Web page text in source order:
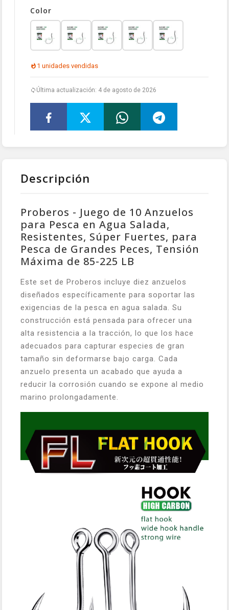
Color
1 unidades vendidas
Última actualización: 4 de agosto de 2026
Descripción
Proberos - Juego de 10 Anzuelos
para Pesca en Agua Salada,
Resistentes, Súper Fuertes, para
Pesca de Grandes Peces, Tensión
Máxima de 85-225 LB
Este set de Proberos incluye diez anzuelos
diseñados específicamente para soportar las
exigencias de la pesca en agua salada. Su
construcción está pensada para ofrecer una
alta resistencia a la tracción, lo que los hace
adecuados para capturar especies de gran
tamaño sin deformarse bajo carga. Cada
anzuelo presenta un acabado que ayuda a
reducir la corrosión cuando se expone al medio
marino prolongadamente.